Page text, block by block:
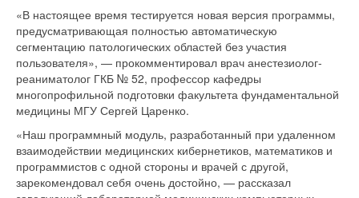
«В настоящее время тестируется новая версия программы,
предусматривающая полностью автоматическую
сегментацию патологических областей без участия
пользователя», — прокомментировал врач анестезиолог-
реаниматолог ГКБ № 52, профессор кафедры
многопрофильной подготовки факультета фундаментальной
медицины МГУ Сергей Царенко.
«Наш программный модуль, разработанный при удаленном
взаимодействии медицинских кибернетиков, математиков и
программистов с одной стороны и врачей с другой,
зарекомендовал себя очень достойно, — рассказал